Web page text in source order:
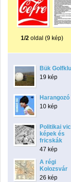
1/2 oldal (9 kép)
Bük
19 kép
Harangozó
10 kép
Politikai
képek és
fricskák
47 kép
A régi
Kolozsvár
26 kép